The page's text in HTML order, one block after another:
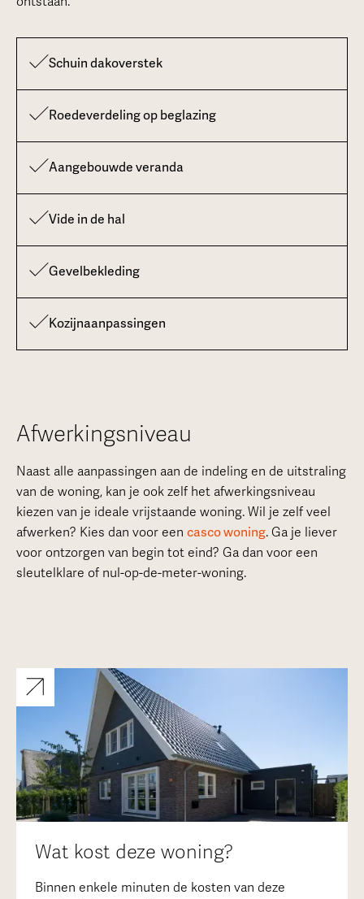
Schuin dakoverstek
Roedeverdeling op beglazing
Aangebouwde veranda
Vide in de hal
Gevelbekleding
Kozijnaanpassingen
Afwerkingsniveau
Naast alle aanpassingen aan de indeling en de uitstraling
van de woning, kan je ook zelf het afwerkingsniveau
kiezen van je ideale vrijstaande woning. Wil je zelf veel
afwerken? Kies dan voor een casco woning. Ga je liever
voor ontzorgen van begin tot eind? Ga dan voor een
sleutelklare of nul-op-de-meter-woning.
Wat kost deze woning?
Binnen enkele minuten de kosten van deze